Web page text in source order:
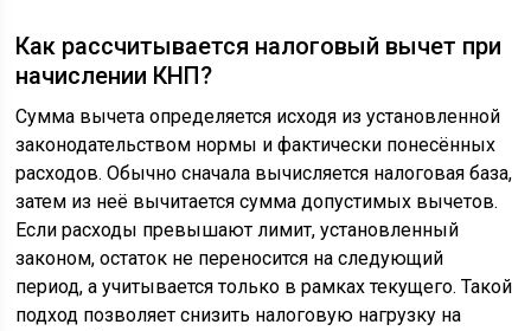
Как рассчитывается налоговый вычет при
начислении КНП?
Сумма вычета определяется исходя из установленной
законодательством нормы и фактически понесённых
расходов. Обычно сначала вычисляется налоговая база,
затем из неё вычитается сумма допустимых вычетов.
Если расходы превышают лимит, установленный
законом, остаток не переносится на следующий
период, а учитывается только в рамках текущего. Такой
подход позволяет снизить налоговую нагрузку на